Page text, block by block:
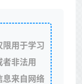
限用于学习
者非法用
息来自网络